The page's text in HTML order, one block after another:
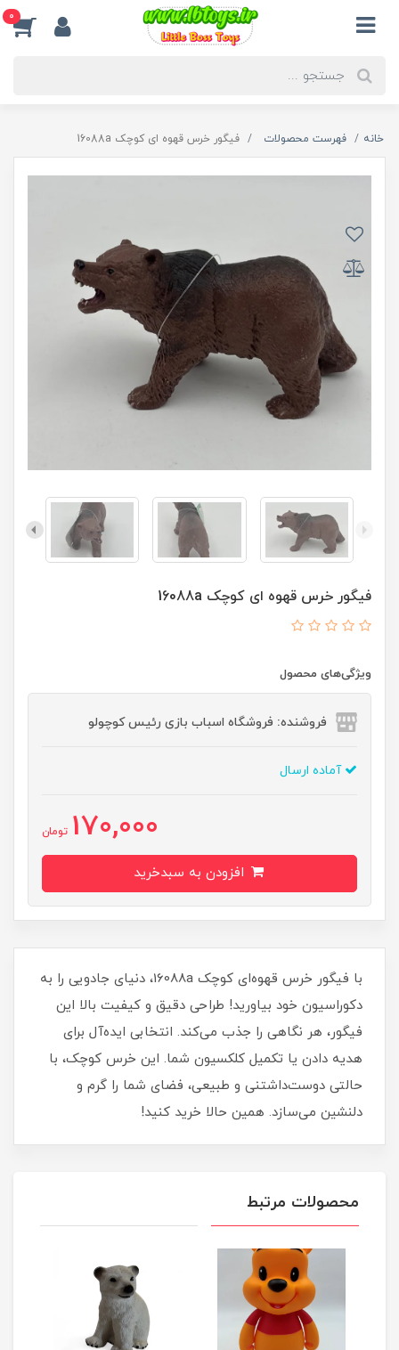
0
خانه فهرست محصولات فیگور خرس قهوه ای کوچک 16088a
فیگور خرس قهوه ای کوچک 16088a
ویژگی‌های محصول
فروشنده: فروشگاه اسباب بازی رئیس کوچولو
آماده ارسال
170,000 تومان
با فیگور خرس قهوه‌ای کوچک 16088a، دنیای جادویی را به
دکوراسیون خود بیاورید! طراحی دقیق و کیفیت بالا این
فیگور، هر نگاهی را جذب می‌کند. انتخابی ایده‌آل برای
هدیه دادن یا تکمیل کلکسیون شما. این خرس کوچک، با
حالتی دوست‌داشتنی و طبیعی، فضای شما را گرم و
دلنشین می‌سازد. همین حالا خرید کنید!
محصولات مرتبط